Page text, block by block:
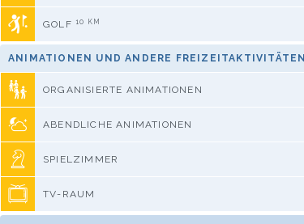
GOLF 10 KM
ANIMATIONEN UND ANDERE FREIZEITAKTIVITÄTEN
ORGANISIERTE ANIMATIONEN
ABENDLICHE ANIMATIONEN
SPIELZIMMER
TV-RAUM